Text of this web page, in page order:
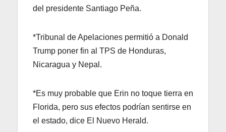
del presidente Santiago Peña.
*Tribunal de Apelaciones permitió a Donald
Trump poner fin al TPS de Honduras,
Nicaragua y Nepal.
*Es muy probable que Erin no toque tierra en
Florida, pero sus efectos podrían sentirse en
el estado, dice El Nuevo Herald.